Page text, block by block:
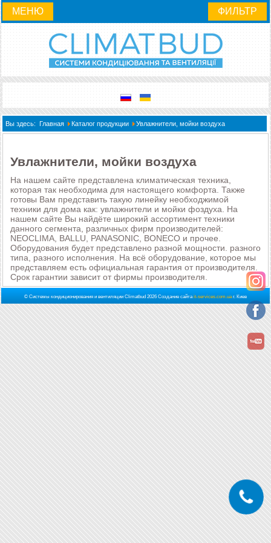
МЕНЮ
Вы здесь: Главная Каталог продукции Увлажнители, мойки воздуха
ФИЛЬТР
Увлажнители, мойки воздуха
На нашем сайте представлена климатическая техника,
которая так необходима для настоящего комфорта. Также
готовы Вам представить такую линейку необходжимой
техники для дома как: увлажнители и мойки фоздуха. На
нашем сайте Вы найдёте широкий ассортимент техники
данного сегмента, различных фирм производителей:
NEOCLIMA, BALLU, PANASONIC, BONECO и прочее.
Оборудования будет представлено разной мощности. разного
типа, разного исполнения. На всё оборудование, которое мы
представляем есть официальная гарантия от производителя.
Срок гарантии зависит от фирмы производителя.
© Системы кондиционирования и вентиляции Climatbud 2026 Создание сайтаit-services.com.uaг. Киев